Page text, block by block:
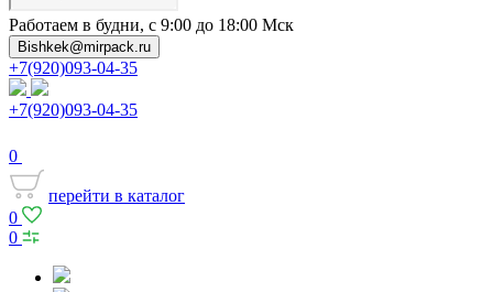
Работаем в будни, с 9:00 до 18:00 Мск
Bishkek@mirpack.ru
+7(920)093-04-35
+7(920)093-04-35
0
перейти в каталог
0
0